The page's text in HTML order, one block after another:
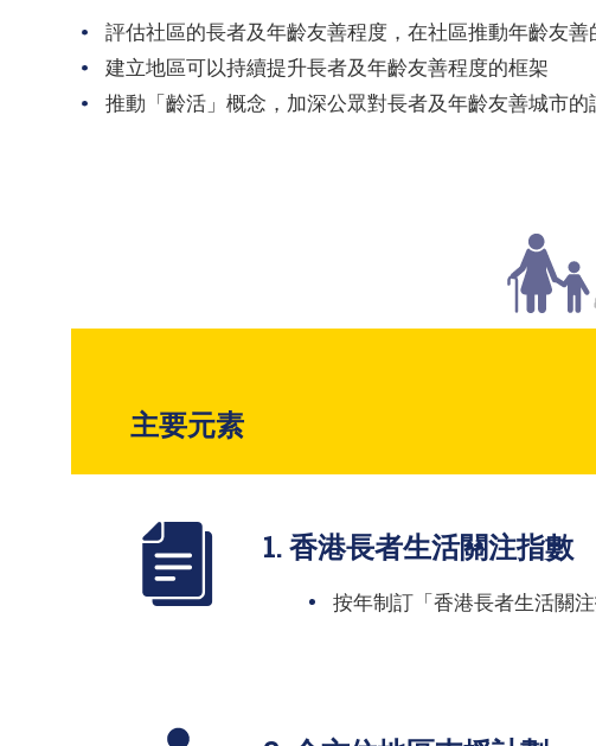
評估社區的長者及年齡友善程度，在社區推動年齡友善
建立地區可以持續提升長者及年齡友善程度的框架
推動「齡活」概念，加深公眾對長者及年齡友善城市
主要元素
1. 香港長者生活關注指數
按年制訂「香港長者生活關